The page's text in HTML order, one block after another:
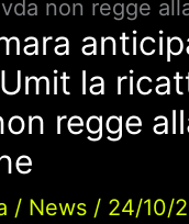
non regge
la
regge
/ News/ 24/10/